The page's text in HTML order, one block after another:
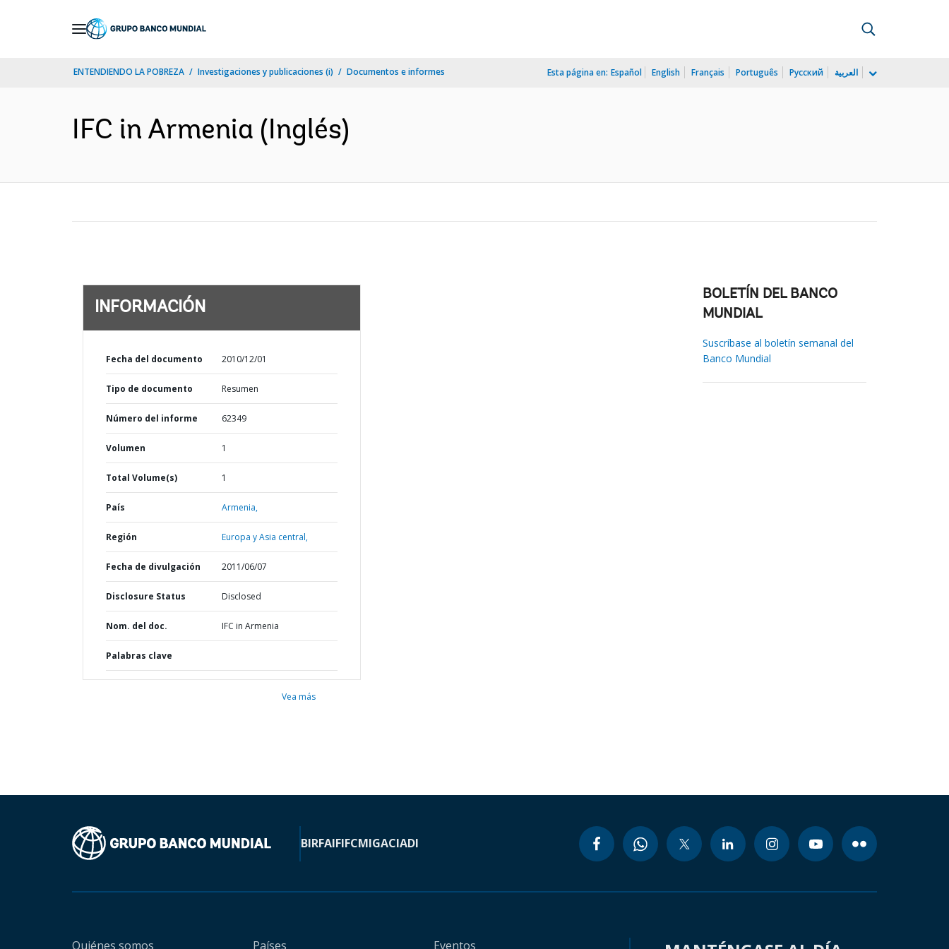
ENTENDIENDO LA POBREZA Investigaciones y publicaciones (i) Documentos e informes Esta página en: Español English Français Português Русский العربية
IFC in Armenia (Inglés)
INFORMACIÓN
Fecha del documento 2010/12/01
Tipo de documento Resumen
Número del informe 62349
Volumen 1
Total Volume(s) 1
País Armenia,
Región Europa y Asia central,
Fecha de divulgación 2011/06/07
Disclosure Status Disclosed
Nom. del doc. IFC in Armenia
Palabras clave
Vea más
BOLETÍN DEL BANCO
MUNDIAL
Suscríbase al boletín semanal del
Banco Mundial
BIRFAIFIFCMIGACIADI
Quiénes somos Países Eventos